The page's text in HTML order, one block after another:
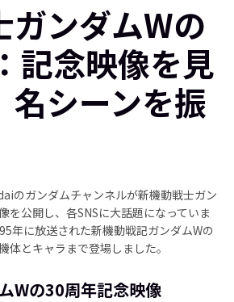
ガンダムWの
記念映像を見
名シーンを振
のガンダムチャンネルが新機動戦士ガン
を公開し、各SNSに大話題になっていま
年に放送された新機動戦記ガンダムWの
体とキャラまで登場しました。
Wの30周年記念映像